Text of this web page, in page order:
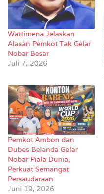
Wattimena Jelaskan
Alasan Pemkot Tak Gelar
Nobar Besar
Juli 7, 2026
Pemkot Ambon dan
Dubes Belanda Gelar
Nobar Piala Dunia,
Perkuat Semangat
Persaudaraan
Juni 19, 2026